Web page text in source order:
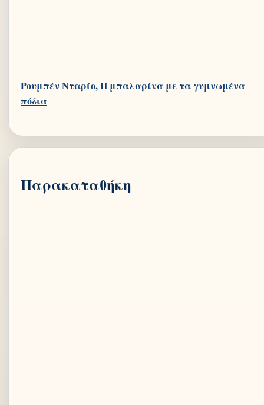
Ρουμπέν Νταρίο, Η μπαλαρίνα με τα γυμνωμένα
Παρακαταθήκη